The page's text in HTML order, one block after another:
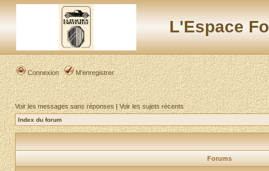
L'Espace
Connexion M’enregistrer
Voir les messages sans réponses|Voir les sujets récents
Index du forum
Forums